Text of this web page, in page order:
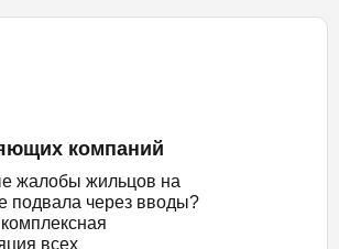
компаний
жалобы жильцов на
подвала через вводы?
всех